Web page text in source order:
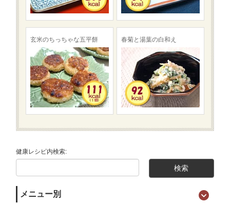
玄米のちっちゃな五平餅 春菊と湯葉の白和え
健康レシピ内検索:
メニュー別